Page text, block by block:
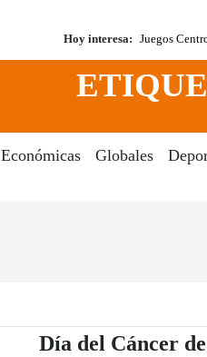
Hoy interesa: Juegos
Económicas Globales
Día del Cáncer